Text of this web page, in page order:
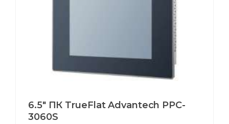
6.5" ПК TrueFlat Advantech PPC-
3060S